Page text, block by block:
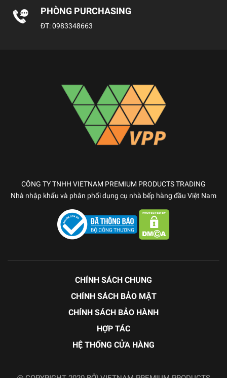
PHÒNG PURCHASING
ĐT:0983348663
CÔNG TY TNHH VIETNAM PREMIUM PRODUCTS TRADING
Nhà nhập khẩu và phân phối dụng cụ nhà bếp hàng đầu Việt Nam
CHÍNH SÁCH CHUNG
CHÍNH SÁCH BẢO MẬT
CHÍNH SÁCH BẢO HÀNH
HỢP TÁC
HỆ THỐNG CỬA HÀNG